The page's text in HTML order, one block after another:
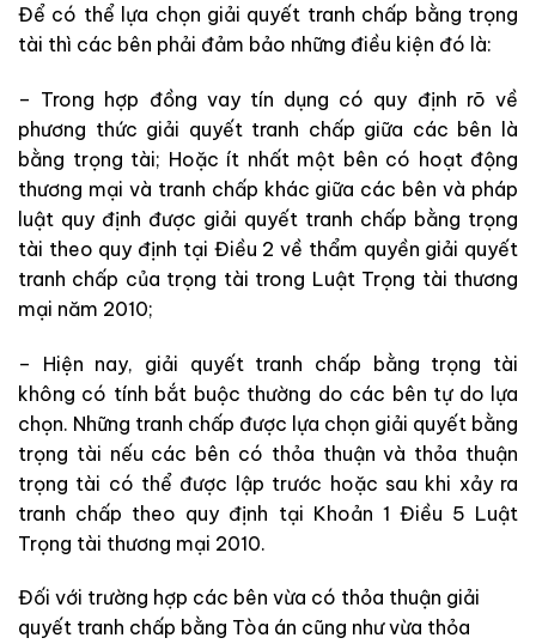
Để có thể lựa chọn giải quyết tranh chấp bằng trọng
tài thì các bên phải đảm bảo những điều kiện đó là:
– Trong hợp đồng vay tín dụng có quy định rõ về
phương thức giải quyết tranh chấp giữa các bên là
bằng trọng tài; Hoặc ít nhất một bên có hoạt động
thương mại và tranh chấp khác giữa các bên và pháp
luật quy định được giải quyết tranh chấp bằng trọng
tài theo quy định tại Điều 2 về thẩm quyền giải quyết
tranh chấp của trọng tài trong Luật Trọng tài thương
mại năm 2010;
– Hiện nay, giải quyết tranh chấp bằng trọng tài
không có tính bắt buộc thường do các bên tự do lựa
chọn. Những tranh chấp được lựa chọn giải quyết bằng
trọng tài nếu các bên có thỏa thuận và thỏa thuận
trọng tài có thể được lập trước hoặc sau khi xảy ra
tranh chấp theo quy định tại Khoản 1 Điều 5 Luật
Trọng tài thương mại 2010.
Đối với trường hợp các bên vừa có thỏa thuận giải
quyết tranh chấp bằng Tòa án cũng như vừa thỏa